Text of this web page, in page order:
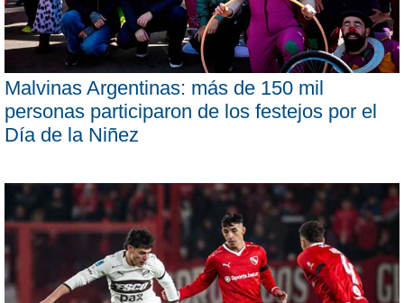
Malvinas Argentinas: más de 150 mil
personas participaron de los festejos por el
Día de la Niñez